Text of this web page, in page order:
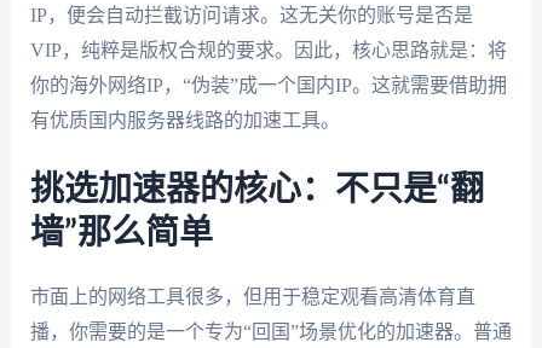
IP，便会自动拦截访问请求。这无关你的账号是否是
VIP，纯粹是版权合规的要求。因此，核心思路就是：将
你的海外网络IP，“伪装”成一个国内IP。这就需要借助拥
有优质国内服务器线路的加速工具。
挑选加速器的核心：不只是“翻
墙”那么简单
市面上的网络工具很多，但用于稳定观看高清体育直
播，你需要的是一个专为“回国”场景优化的加速器。普通